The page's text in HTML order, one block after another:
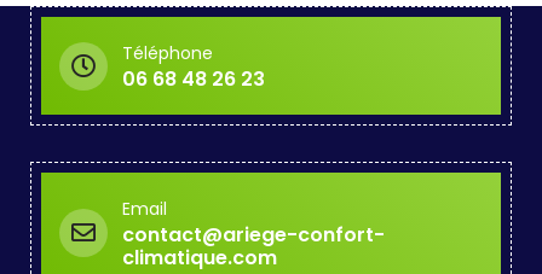
Téléphone
06 68 48 26 23
Email
contact@ariege-confort-
climatique.com